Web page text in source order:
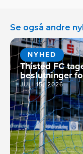
Se også andre
NYHED
Thisted FC
beslutninger
JULI 15, 2026